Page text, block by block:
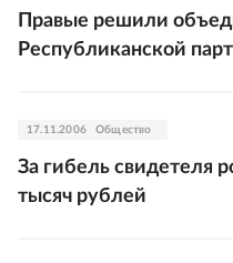
Правые решили
Республиканской
17.11.2006 Общество
За гибель свидетеля
тысяч рублей